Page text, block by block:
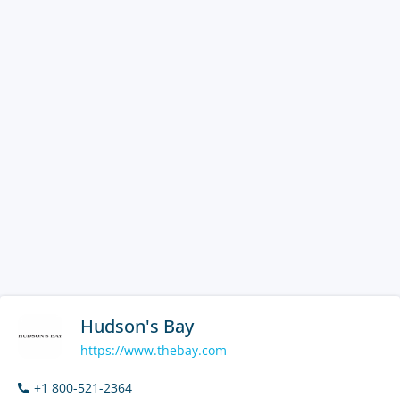
Hudson's Bay
https://www.thebay.com
+1 800-521-2364